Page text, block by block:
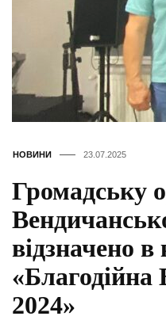
НОВИНИ 23.07.2025
Громадську
відзначено в
«Благодійна
2024»